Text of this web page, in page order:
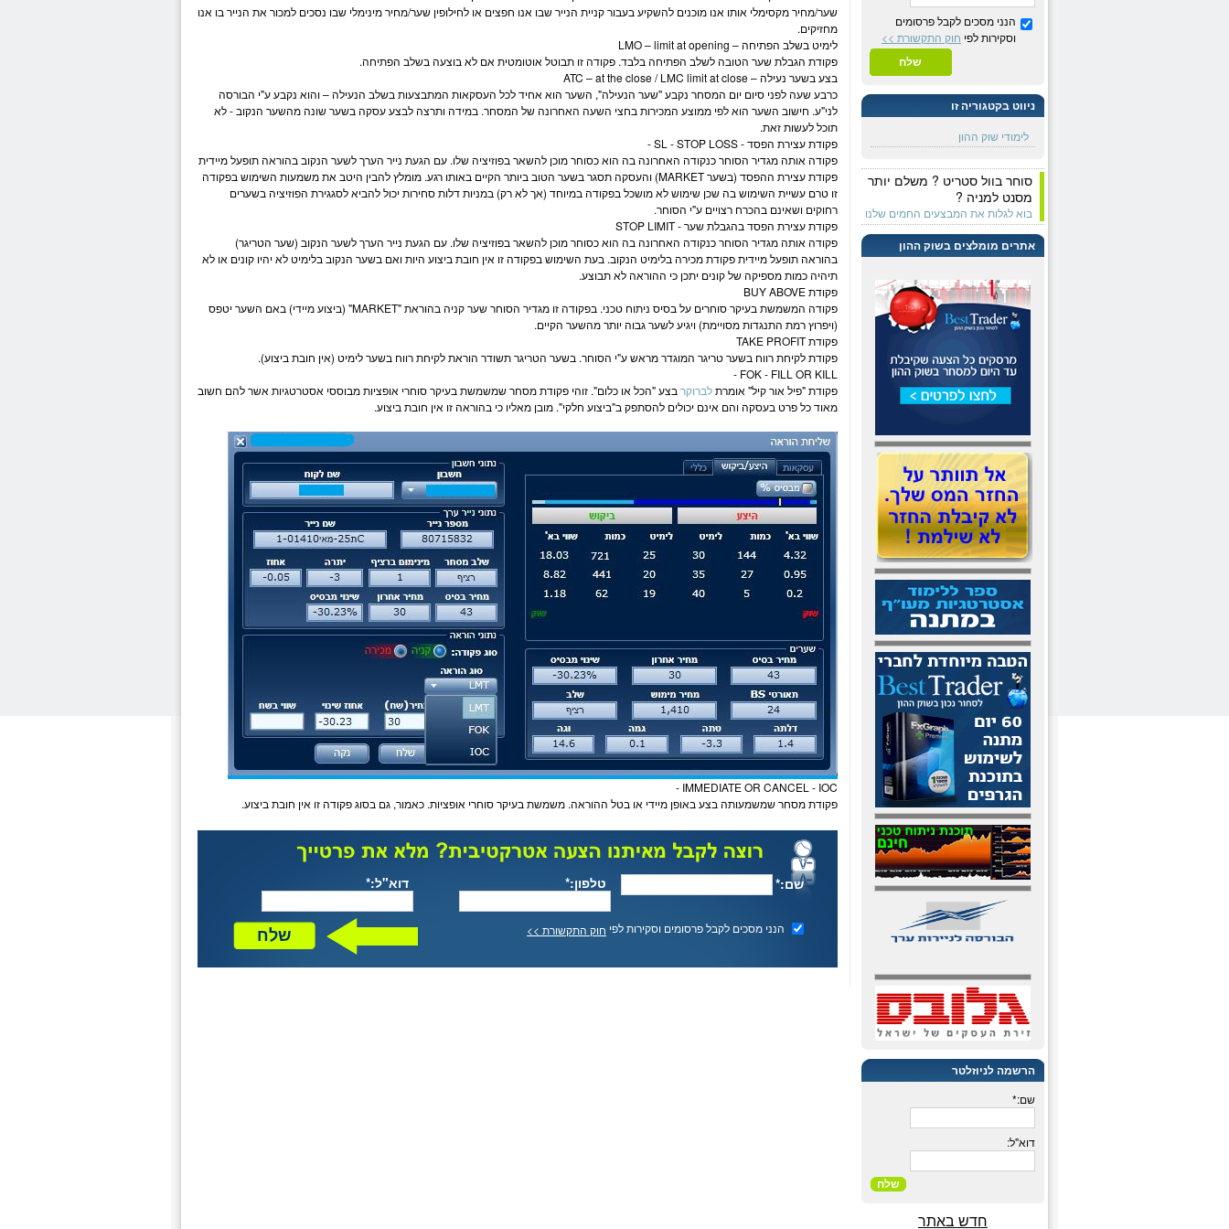
שער/מחיר מקסימלי אותו אנו מוכנים להשקיע בעבור קניית הנייר שבו אנו חפצים או לחילופין שער/מחיר מינימלי שבו נסכים למכור את הנייר בו אנו
מחזיקים.
לימיט בשלב הפתיחה – LMO – limit at opening
פקודת הגבלת שער הטובה לשלב הפתיחה בלבד. פקודה זו תבוטל אוטומטית אם לא בוצעה בשלב הפתיחה.
בצע בשער נעילה – ATC – at the close / LMC limit at close
כרבע שעה לפני סיום יום המסחר נקבע "שער הנעילה", השער הוא אחיד לכל העסקאות המתבצעות בשלב הנעילה – והוא נקבע ע"י הבורסה
לני"ע. חישוב השער הוא לפי ממוצע המכירות בחצי השעה האחרונה של המסחר. במידה ותרצה לבצע עסקה בשער שונה מהשער הנקוב - לא
תוכל לעשות זאת.
פקודת עצירת הפסד - SL - STOP LOSS
-
פקודה אותה מגדיר הסוחר כנקודה האחרונה בה הוא כסוחר מוכן להשאר בפוזיציה שלו. עם הגעת נייר הערך לשער הנקוב בהוראה תופעל מיידית
פקודת עצירת ההפסד (בשער MARKET) והעסקה תסגר בשער הטוב ביותר הקיים באותו רגע. מומלץ להבין היטב את משמעות השימוש בפקודה
זו טרם עשיית השימוש בה שכן שימוש לא מושכל בפקודה במיוחד (אך לא רק) במניותדלות סחירות יכול להביא לסגגירת הפוזיציה בשערים
רחוקים ושאינם בהכרח רצויים ע"י הסוחר.
פקודת עצירת הפסד בהגבלת שער - STOP LIMIT
פקודה אותה מגדיר הסוחר כנקודה האחרונה בה הוא כסוחר מוכן להשאר בפוזיציה שלו. עם הגעת נייר הערך לשער הנקוב (שער הטריגר)
בהוראה תופעל מיידית פקודת מכירה בלימיט הנקוב. בעת השימוש בפקודה זו אין חובת ביצוע היות ואם בשער הנקוב בלימיט לא יהיו קונים או לא
תיהיה כמות מספיקה של קונים יתכן כי ההוראה לא תבוצע.
פקודת BUY ABOVE
פקודה המשמשת בעיקר סוחרים על בסיס ניתוח טכני
. בפקודה זו מגדיר הסוחר שער קניה בהוראת "MARKET" (ביצוע מיידי) באם השער יטפס
(ויפרוץ רמת התנגדות מסויימת) ויגיע לשער גבוה יותר מהשער הקיים.
פקודת TAKE PROFIT
פקודת לקיחת רווח בשער טריגר המוגדר מראש ע"י הסוחר. בשער הטריגר תשודר הוראת לקיחת רווח בשער לימיט (אין חובת ביצוע).
FOK - FILL OR KILL
-
פקודת "פיל אור קיל" אומרתלברוקר בצע "הכל או כלום". זוהי פקודתמסחרשמשמשת בעיקר סוחרי אופציותמבוססי אסטרטגיות אשר להם חשוב
מאוד כל פרט בעסקה והם אינם יכולים להסתפק ב"ביצוע חלקי". מובן מאליו כי בהוראה זו אין חובת ביצוע.
IMMEDIATE OR CANCEL - IOC
-
פקודתמסחרשמשמעותה בצע באופן מיידי או בטל ההוראה. משמשת בעיקר סוחרי אופציות. כאמור, גם בסוג פקודה זו אין חובת ביצוע.
שם:* טלפון:* דוא"ל:*
הנני מסכים לקבל פרסומים וסקירות לפי חוק התקשורת >> שלח
הנני מסכים לקבל פרסומים
וסקירות לפי חוק התקשורת >>
שלח
ניווט בקטגוריה זו
לימודי שוק ההון
סוחר בוול סטריט ? משלם יותר
מסנט למניה ?
בוא לגלות את המבצעים החמים שלנו
אתרים מומלצים בשוק ההון
הרשמה לניוזלטר
שם:*
דוא"ל:
שלח
חדש באתר